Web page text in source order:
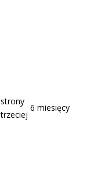
strony
trzeciej
6 miesięcy